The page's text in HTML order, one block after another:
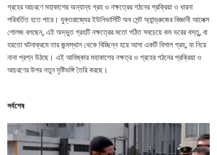
গ্রহের আচরণে মহাকাশের অন্যান্য গ্রহ ও নক্ষত্রের গঠনের প্রক্রিয়া ও ধারনা
পরিবর্তিত হতে পারে। যুক্তরাজ্যের ইউনিভার্সিটি অব সেন্ট অ্যান্ড্রুজের বিজ্ঞানী আলেক্স
শোলজ বলছেন, এই অদ্ভুত গ্রহটি নক্ষত্রের মতো গঠিত সবচেয়ে কম ভরের বস্তু, বা
হয়তো ঘটনাক্রমে তার জন্মস্থান থেকে বিচ্ছিন্ন হয়ে আসা একটি বিশাল গ্রহ, যা নিয়ে
নানা প্রশ্ন উঠছে। এই আবিষ্কার মহাকাশের নক্ষত্র ও গ্রহের গঠনের প্রক্রিয়া ও
আচরণের উপর নতুন দৃষ্টিভঙ্গি তৈরি করছে।
সর্বশেষ